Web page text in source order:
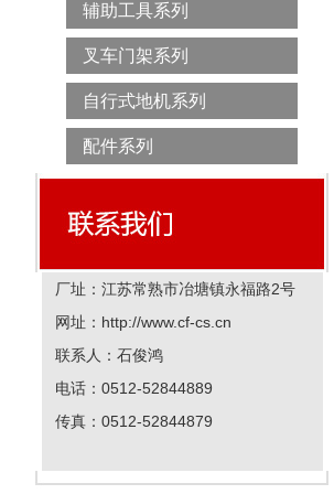
辅助工具系列
叉车门架系列
自行式地机系列
配件系列
厂址：江苏常熟市冶塘镇永福路2号
网址：http://www.cf-cs.cn
联系人：石俊鸿
电话：0512-52844889
传真：0512-52844879